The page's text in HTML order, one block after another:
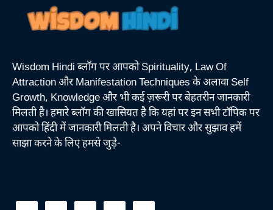
Wisdom Hindi ब्लॉग पर आपको Spirituality, Law Of
Attraction और Manifestation Techniques के अलावा Self
Growth, Knowledge और भी कई ज़रूरी पर बेहतरीन जानकारी
मिलती है। हमारे ब्लॉग की खासियत है कि यहां पर इन सभी टॉपिक पर
आपको हिंदी में जानकारी मिलती है। अपने विचार और सुझाव हमें
साझा करने के लिए हमसे जुड़े-